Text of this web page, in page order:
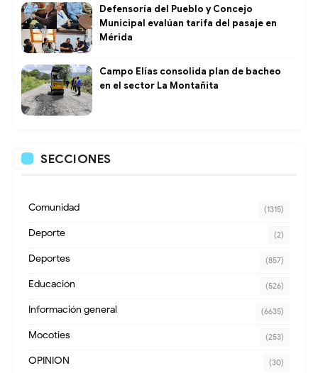
Defensoría del Pueblo y Concejo
Municipal evalúan tarifa del pasaje en
Mérida
Campo Elías consolida plan de bacheo
en el sector La Montañita
SECCIONES
Comunidad (1315)
Deporte (2)
Deportes (857)
Educación (526)
Información general (6635)
Mocoties (253)
OPINION (30)